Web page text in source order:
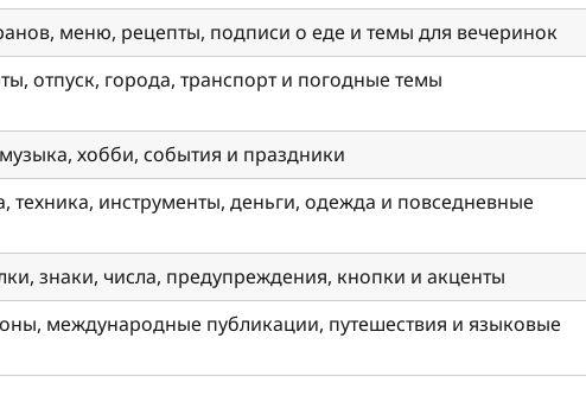
меню, рецепты, подписи о еде и темы для вечеринок
отпуск, города, транспорт и погодные темы
хобби, события и праздники
техника, инструменты, деньги, одежда и повседневные
знаки, числа, предупреждения, кнопки и акценты
международные публикации, путешествия и языковые